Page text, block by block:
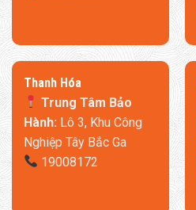
Thanh Hóa
Trung Tâm Bảo
Hành:Lô 3, Khu Công
Nghiệp Tây Bắc Ga
19008172